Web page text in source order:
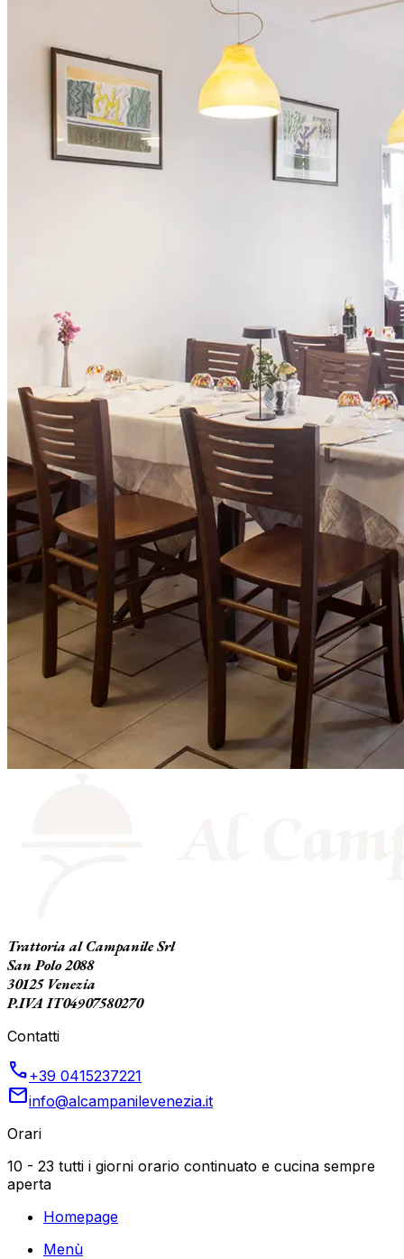
Trattoria al Campanile Srl
San Polo 2088
30125 Venezia
P.IVA IT04907580270
Contatti
call+39 0415237221
emailinfo@alcampanilevenezia.it
Orari
10 - 23 tutti i giorni orario continuato e cucina sempre
aperta
Homepage
Menù